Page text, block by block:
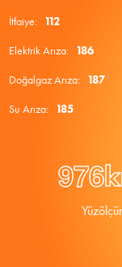
İtfaiye: 112
Elektrik Arıza: 186
Doğalgaz Arıza: 187
Su Arıza: 185
976